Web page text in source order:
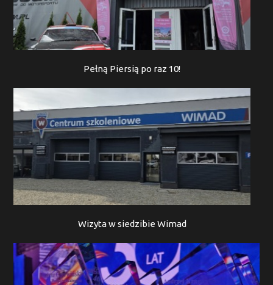
Pełną Piersią po raz 10!
Wizyta w siedzibie Wimad